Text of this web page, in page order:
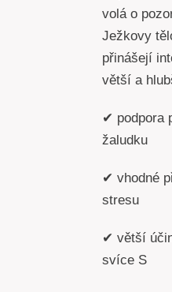
volá o
Ježkovy
přinášejí
větší a
✔ podpora
žaludku
✔ vhodné
stresu
✔ větší
svíce S